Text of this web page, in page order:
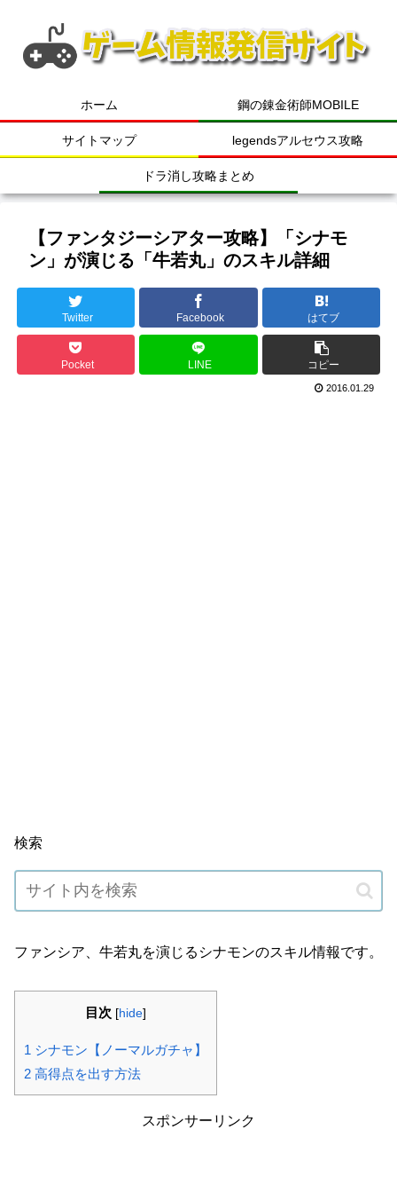
ホーム 鋼の錬金術師MOBILE
サイトマップ legendsアルセウス攻略
ドラ消し攻略まとめ
【ファンタジーシアター攻略】「シナモ
ン」が演じる「牛若丸」のスキル詳細
Twitter Facebook はてブ
Pocket LINE コピー
2016.01.29
検索
ファンシア、牛若丸を演じるシナモンのスキル情報です。
目次 [hide]
1 シナモン【ノーマルガチャ】
2 高得点を出す方法
スポンサーリンク